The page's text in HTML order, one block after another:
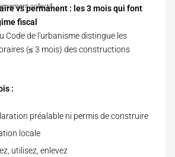
collectif
vs permanent : les 3 mois qui font
fiscal
Code de l'urbanisme distingue les
(≤ 3 mois) des constructions
:
préalable ni permis de construire
locale
utilisez, enlevez